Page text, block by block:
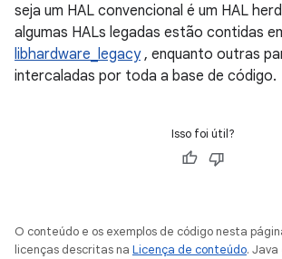
seja um HAL convencional é um HAL
algumas HALs legadas estão contidas
libhardware_legacy, enquanto outras
intercaladas por toda a base de código.
Isso foi útil?
O conteúdo e os exemplos de código nesta
licenças descritas na Licença de conteúdo. Java